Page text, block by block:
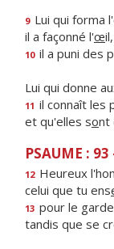
9 Lui qui forma
il a façonné l'œ
10 il a puni des
Lui qui donne
11 il connaît les
et qu'elles sont
PSAUME : 93
12 Heureux
celui que tu ens
13 pour le
tandis que se